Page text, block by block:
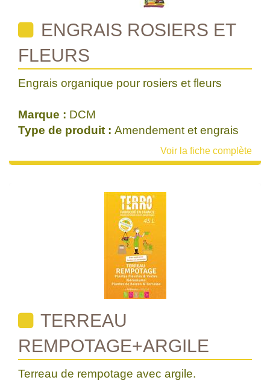
ENGRAIS ROSIERS ET
FLEURS
Engrais organique pour rosiers et fleurs
Marque : DCM
Type de produit : Amendement et engrais
Voir la fiche complète
TERREAU
REMPOTAGE+ARGILE
Terreau de rempotage avec argile.